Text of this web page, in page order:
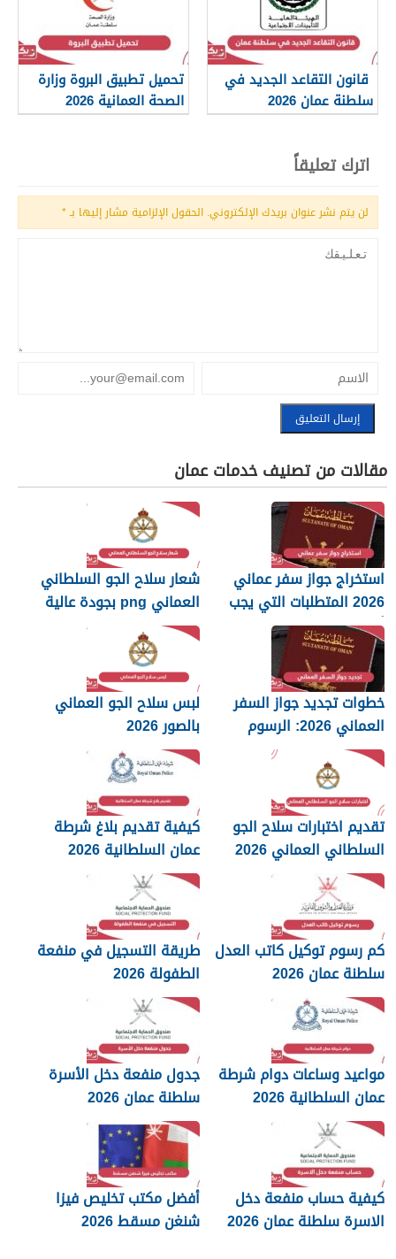
قانون التقاعد الجديد في
سلطنة عمان 2026
تحميل تطبيق البروة وزارة
الصحة العمانية 2026
اترك تعليقاً
لن يتم نشر عنوان بريدك الإلكتروني. الحقول الإلزامية مشار إليها بـ*
مقالات من تصنيف خدمات عمان
استخراج جواز سفر عماني
2026 المتطلبات التي يجب
أن تعرفها
شعار سلاح الجو السلطاني
العماني png بجودة عالية
2026
خطوات تجديد جواز السفر
العماني 2026: الرسوم
والمستندات المطلوبة
لبس سلاح الجو العماني
بالصور 2026
تقديم اختبارات سلاح الجو
السلطاني العماني 2026
كيفية تقديم بلاغ شرطة
عمان السلطانية 2026
كم رسوم توكيل كاتب العدل
سلطنة عمان 2026
طريقة التسجيل في منفعة
الطفولة 2026
مواعيد وساعات دوام شرطة
عمان السلطانية 2026
جدول منفعة دخل الأسرة
سلطنة عمان 2026
كيفية حساب منفعة دخل
الاسرة سلطنة عمان 2026
أفضل مكتب تخليص فيزا
شنغن مسقط 2026